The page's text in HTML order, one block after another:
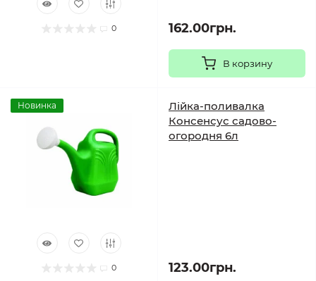
0 162.00грн.
В корзину
Новинка
0
Лійка-поливалка
Консенсус садово-
огородня 6л
123.00грн.